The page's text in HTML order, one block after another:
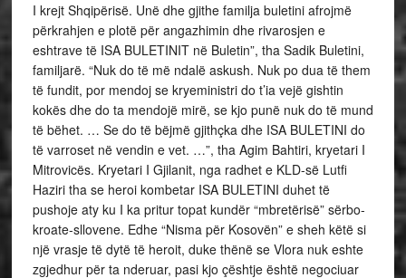
I krejt Shqipërisë. Unë dhe gjithe familja buletini afrojmë
përkrahjen e plotë për angazhimin dhe rivarosjen e
eshtrave të ISA BULETINIT në Buletin”, tha Sadik Buletini,
familjarë. “Nuk do të më ndalë askush. Nuk po dua të them
të fundit, por mendoj se kryeministri do t’ia vejë gishtin
kokës dhe do ta mendojë mirë, se kjo punë nuk do të mund
të bëhet. … Se do të bëjmë gjithçka dhe ISA BULETINI do
të varroset në vendin e vet. …”, tha Agim Bahtiri, kryetari I
Mitrovicës. Kryetari I Gjilanit, nga radhet e KLD-së Lutfi
Haziri tha se heroi kombetar ISA BULETINI duhet të
pushoje aty ku I ka pritur topat kundër “mbretërisë” sërbo-
kroate-sllovene. Edhe “Nisma për Kosovën” e sheh këtë si
një vrasje të dytë të heroit, duke thënë se Vlora nuk eshte
zgjedhur për ta nderuar, pasi kjo çështje është negociuar